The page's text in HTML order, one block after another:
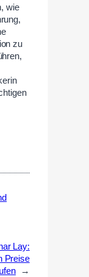
wie
zu
Lay:
Preise
→